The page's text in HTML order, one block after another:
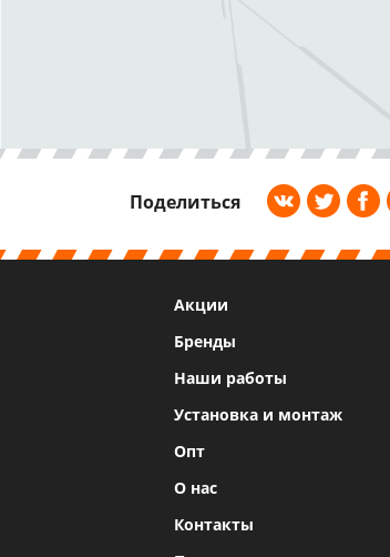
Поделиться
Акции
Бренды
Наши работы
Установка и монтаж
Опт
О нас
Контакты